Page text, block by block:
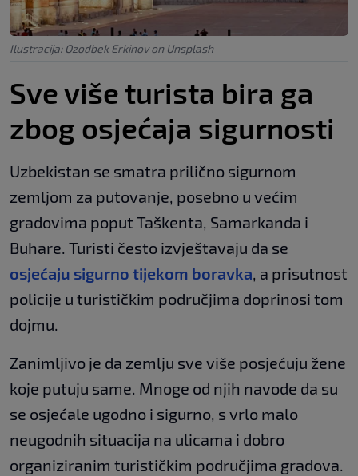
Ilustracija: Ozodbek Erkinov on Unsplash
Sve više turista bira ga
zbog osjećaja sigurnosti
Uzbekistan se smatra prilično sigurnom
zemljom za putovanje, posebno u većim
gradovima poput Taškenta, Samarkanda i
Buhare. Turisti često izvještavaju da se
osjećaju sigurno tijekom boravka, a prisutnost
policije u turističkim područjima doprinosi tom
dojmu.
Zanimljivo je da zemlju sve više posjećuju žene
koje putuju same. Mnoge od njih navode da su
se osjećale ugodno i sigurno, s vrlo malo
neugodnih situacija na ulicama i dobro
organiziranim turističkim područjima gradova.